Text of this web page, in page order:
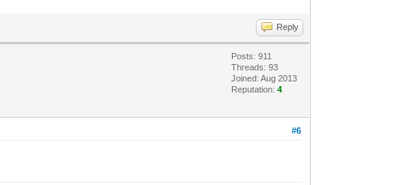
Reply
Posts: 911
Threads: 93
Joined: Aug 2013
Reputation:4
#6